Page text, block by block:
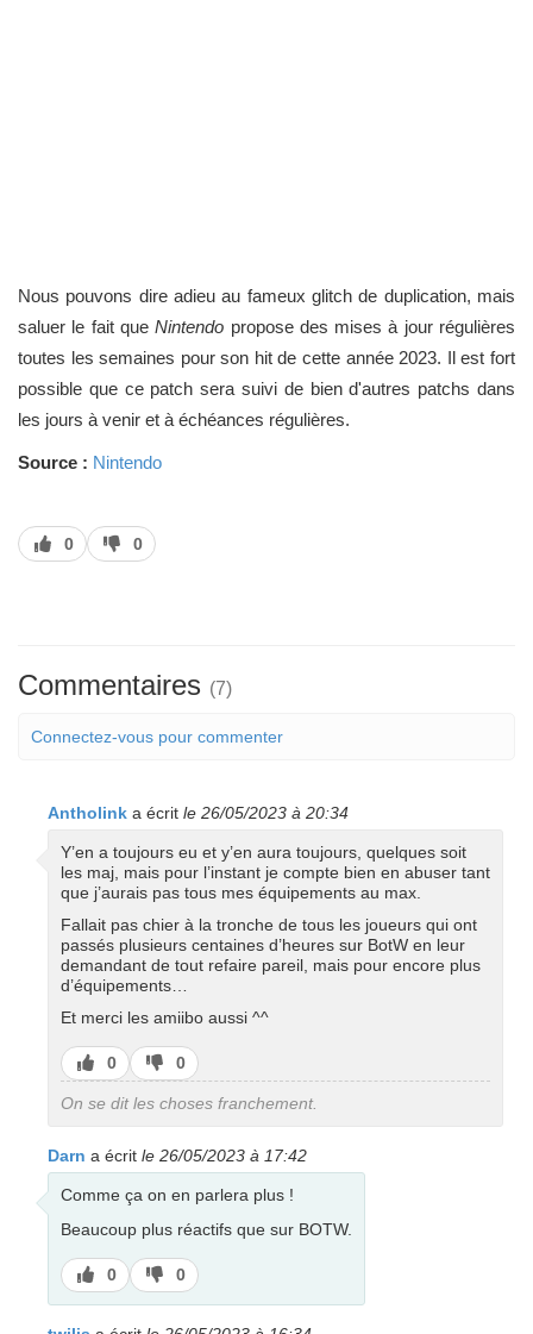
Nous pouvons dire adieu au fameux glitch de duplication, mais
saluer le fait queNintendo propose des mises à jour régulières
toutes les semaines pour son hit de cette année 2023. Il est fort
possible que ce patch sera suivi de bien d'autres patchs dans
les jours à venir et à échéances régulières.
Source : Nintendo
J’aime
0
J’aime
pas
0
Commentaires (7)
Connectez-vous pour commenter
Antholink a écrit le 26/05/2023 à 20:34
Y’en a toujours eu et y’en aura toujours, quelques soit
les maj, mais pour l’instant je compte bien en abuser tant
que j’aurais pas tous mes équipements au max.
Fallait pas chier à la tronche de tous les joueurs qui ont
passés plusieurs centaines d’heures sur BotW en leur
demandant de tout refaire pareil, mais pour encore plus
d’équipements…
Et merci les amiibo aussi ^^
J’aime
0
J’aime
pas
0
On se dit les choses franchement.
Darn a écrit le 26/05/2023 à 17:42
Comme ça on en parlera plus !
Beaucoup plus réactifs que sur BOTW.
J’aime
0
J’aime
pas
0